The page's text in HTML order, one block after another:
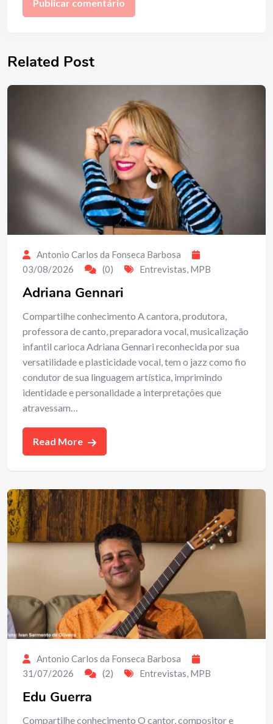
Related Post
Antonio Carlos da Fonseca Barbosa
03/08/2026
(0) Entrevistas, MPB
Adriana Gennari
Compartilhe conhecimento A cantora, produtora,
professora de canto, preparadora vocal, musicalização
infantil carioca Adriana Gennari reconhecida por sua
versatilidade e plasticidade vocal, tem o jazz como fio
condutor de sua linguagem artística, imprimindo
identidade e personalidade a interpretações que
atravessam…
Read More
Antonio Carlos da Fonseca Barbosa
31/07/2026
(2) Entrevistas, MPB
Edu Guerra
Compartilhe conhecimento O cantor, compositor e